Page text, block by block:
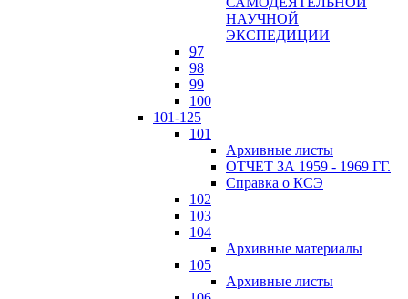
НАУЧНОЙ
ЭКСПЕДИЦИИ
97
98
99
100
101-125
101
Архивные листы
ОТЧЕТ ЗА 1959 - 1969 ГГ.
Справка о КСЭ
102
103
104
Архивные материалы
105
Архивные листы